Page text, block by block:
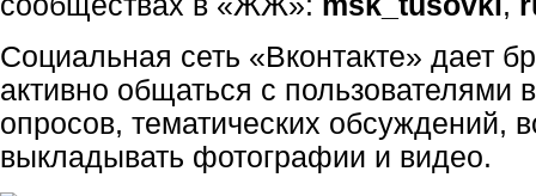
Социальная сеть «Вконтакте» дает
активно общаться с пользователями
опросов, тематических обсуждений,
выкладывать фотографии и видео.